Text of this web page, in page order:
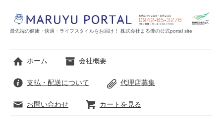
最先端の健康・快適・ライフスタイルをお届け！ 株式会社まる優の公式portal site
ホーム 会社概要
支払・配送について 代理店募集
お問い合わせ カートを見る